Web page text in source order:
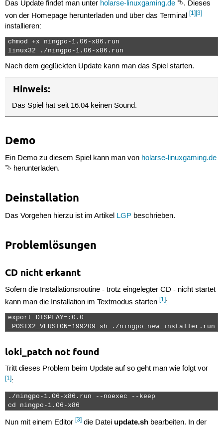
Das Update findet man unter holarse-linuxgaming.de⮷. Dieses
von der Homepage herunterladen und über das Terminal [1][3]
installieren:
chmod +x ningpo-1.06-x86.run
linux32 ./ningpo-1.06-x86.run
Nach dem geglückten Update kann man das Spiel starten.
Hinweis:
Das Spiel hat seit 16.04 keinen Sound.
Demo
Ein Demo zu diesem Spiel kann man von holarse-linuxgaming.de
⮷ herunterladen.
Deinstallation
Das Vorgehen hierzu ist im Artikel LGPbeschrieben.
Problemlösungen
CD nicht erkannt
Sofern die Installationsroutine - trotz eingelegter CD - nicht startet
kann man die Installation im Textmodus starten [1]:
export DISPLAY=:0.0
_POSIX2_VERSION=199209 sh ./ningpo_new_installer.run
loki_patch not found
Tritt dieses Problem beim Update auf so geht man wie folgt vor
[1]:
./ningpo-1.06-x86.run --noexec --keep
cd ningpo-1.06-x86
Nun mit einem Editor [3]die Datei update.shbearbeiten. In der